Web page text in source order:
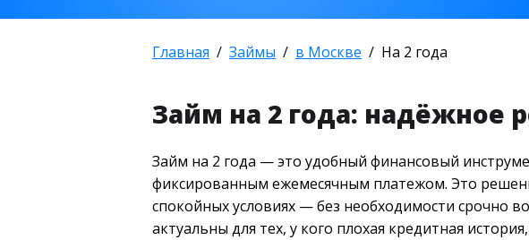
Главная Займы в Москве На 2 года
Займ на 2 года: надёжное
Займ на 2 года — это удобный финансовый
фиксированным ежемесячным платежом. Это
спокойных условиях — без необходимости срочно
актуальны для тех, у кого плохая кредитная